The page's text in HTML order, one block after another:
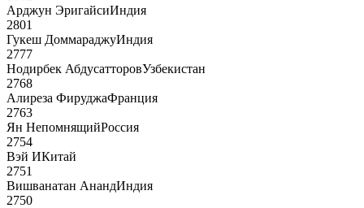
Арджун ЭригайсиИндия
2801
Гукеш ДоммараджуИндия
2777
Нодирбек АбдусатторовУзбекистан
2768
Алиреза ФируджаФранция
2763
Ян НепомнящийРоссия
2754
Вэй ИКитай
2751
Вишванатан АнандИндия
2750